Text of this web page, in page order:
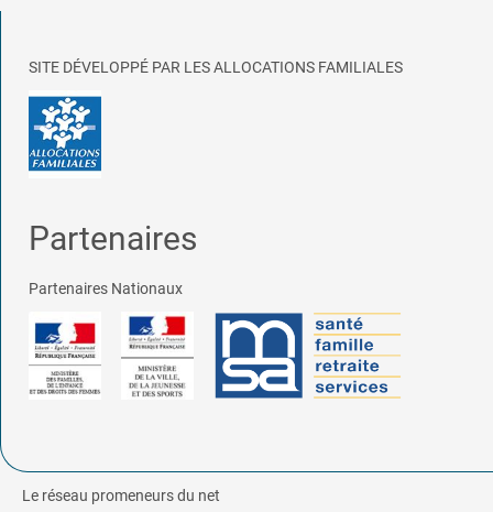
SITE DÉVELOPPÉ PAR LES ALLOCATIONS FAMILIALES
Partenaires
Partenaires Nationaux
Le réseau promeneurs du net